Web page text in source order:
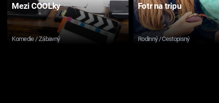
Mezi COOLky
Komedie / Zábavný
Fotr na tripu
Rodinný / Cestopisný